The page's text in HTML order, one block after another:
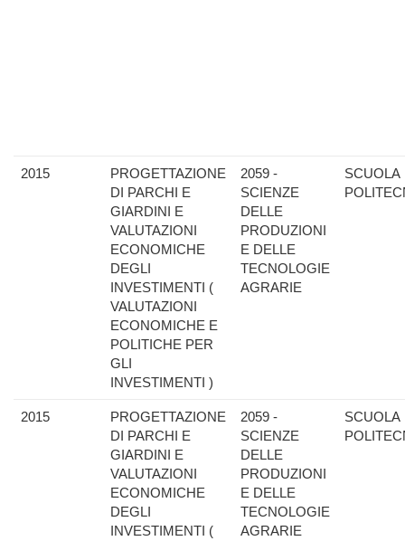
2015
PROGETTAZIONE
DI PARCHI E
GIARDINI E
VALUTAZIONI
ECONOMICHE
DEGLI
INVESTIMENTI (
VALUTAZIONI
ECONOMICHE E
POLITICHE PER
GLI
INVESTIMENTI )
2059 -
SCIENZE
DELLE
PRODUZIONI
E DELLE
TECNOLOGIE
AGRARIE
SCUOLA
2015
PROGETTAZIONE
DI PARCHI E
GIARDINI E
VALUTAZIONI
ECONOMICHE
DEGLI
INVESTIMENTI (
2059 -
SCIENZE
DELLE
PRODUZIONI
E DELLE
TECNOLOGIE
AGRARIE
SCUOLA